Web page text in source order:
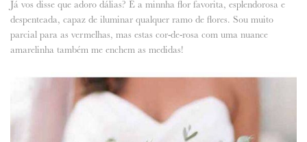
CASAVA-ME AQUI!
FORNECEDORES RECOMENDADOS
Já vos disse que adoro dálias? É a minnha flor favorita, esplendorosa e
despenteada, capaz de iluminar qualquer ramo de flores. Sou muito
parcial para as vermelhas, mas estas cor-de-rosa com uma nuance
amarelinha também me enchem as medidas!